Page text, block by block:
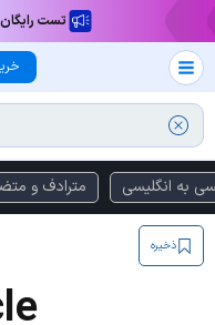
تست
به انگلیسی مترادف و
ذخیره